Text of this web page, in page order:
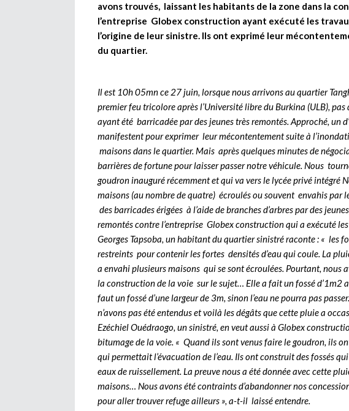
avons trouvés, laissant les habitants de la zone dans la
l’entreprise Globex construction ayant exécuté les
l’origine de leur sinistre. Ils ont exprimé leur
du quartier.
Il est 10h 05mn ce 27 juin, lorsque nous arrivons au quartier
premier feu tricolore après l’Université libre du Burkina (ULB), pas
ayant été barricadée par des jeunes très remontés. Approché, un
manifestent pour exprimer leur mécontentement suite à
maisons dans le quartier. Mais après quelques minutes de
barrières de fortune pour laisser passer notre véhicule. Nous
goudron inauguré récemment et qui va vers le lycée privé intégré
maisons (au nombre de quatre) écroulés ou souvent envahis par
des barricades érigées à l’aide de branches d’arbres par des
remontés contre l’entreprise Globex construction qui a exécuté
Georges Tapsoba, un habitant du quartier sinistré raconte : « les
restreints pour contenir les fortes densités d’eau qui coule. La
a envahi plusieurs maisons qui se sont écroulées. Pourtant, nous
la construction de la voie sur le sujet… Elle a fait un fossé d’1m2
faut un fossé d’une largeur de 3m, sinon l’eau ne pourra pas
n’avons pas été entendus et voilà les dégâts que cette pluie a
Ezéchiel Ouédraogo, un sinistré, en veut aussi à Globex
bitumage de la voie. « Quand ils sont venus faire le goudron, ils
qui permettait l’évacuation de l’eau. Ils ont construit des fossés
eaux de ruissellement. La preuve nous a été donnée avec cette
maisons… Nous avons été contraints d’abandonner nos
pour aller trouver refuge ailleurs », a-t-il laissé entendre.